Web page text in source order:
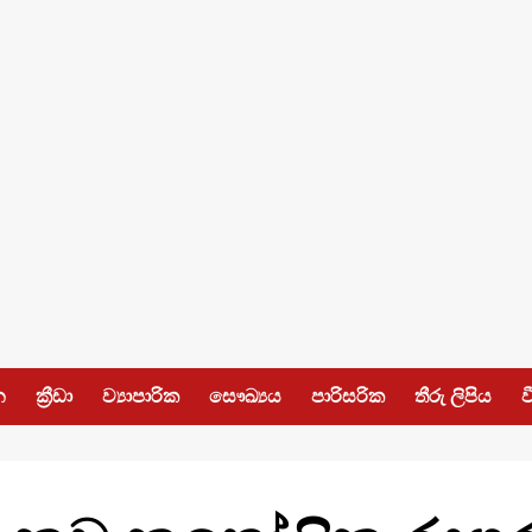
ක්‍රීඩා ව්‍යාපාරික සෞඛ්‍යය පාරිසරික තීරු ලිපිය